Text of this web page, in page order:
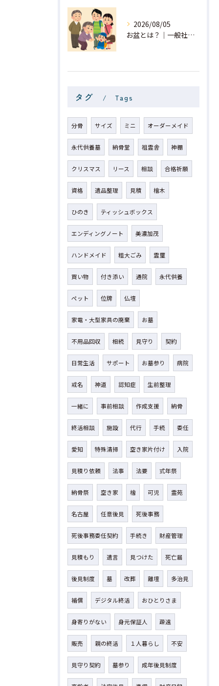
2026/08/05
お盆とは？｜一般社団法人 星月
タグ Tags
分骨 サイズ ミニ オーダーメイド
永代供養墓 納骨堂 祖霊舎 神棚
クリスマス リース 相談 合格祈願
資格 遺品整理 見積 檜木
ひのき ティッシュボックス
エンディングノート 美濃加茂
ハンドメイド 粗大ごみ 霊璽
買い物 付き添い 通院 永代供養
ペット 位牌 仏壇
家電・大型家具の廃棄 お墓
不用品回収 相続 見守り 契約
日常生活 サポート お墓参り 病院
戒名 神道 認知症 生前整理
一緒に 事前相談 作成支援 納骨
終活相談 施設 代行 手続 委任
愛知 特殊清掃 空き家片付け 入院
見積り依頼 法事 法要 式年祭
納骨祭 空き家 檜 可児 霊苑
名古屋 任意後見 死後事務
死後事務委任契約 手続き 財産管理
見積もり 遺言 見つけた 死亡届
後見制度 墓 改葬 離壇 多治見
補償 デジタル終活 おひとりさま
身寄りがない 身元保証人 疎遠
販売 親の終活 １人暮らし 不安
見守り契約 墓参り 成年後見制度